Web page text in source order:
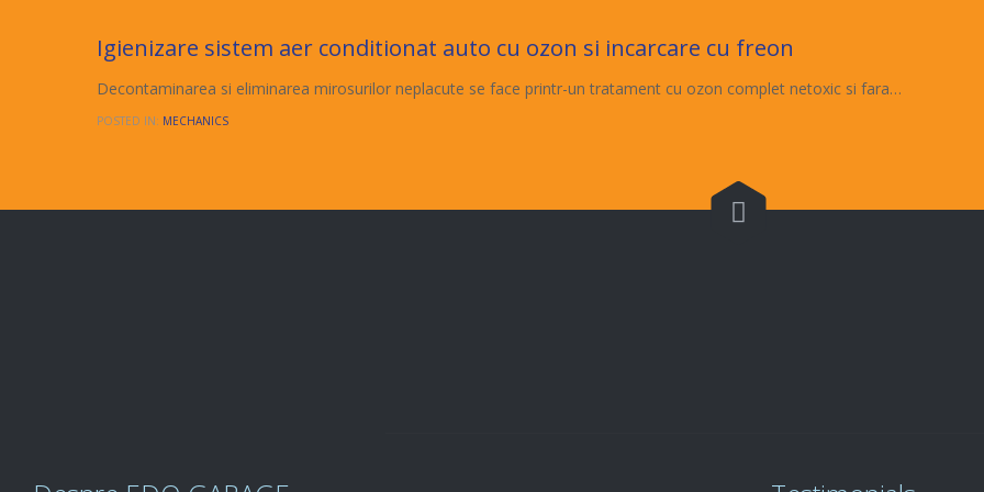
Igienizare sistem aer conditionat auto cu ozon si incarcare cu freon
Decontaminarea si eliminarea mirosurilor neplacute se face printr-un tratament cu ozon complet netoxic si fara…
POSTED IN: MECHANICS
